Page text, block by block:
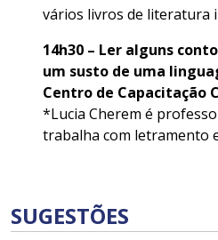
vários livros de literatura
14h30 – Ler alguns
um susto de uma
Centro de Capacitação
*Lucia Cherem é
trabalha com letramento
SUGESTÕES